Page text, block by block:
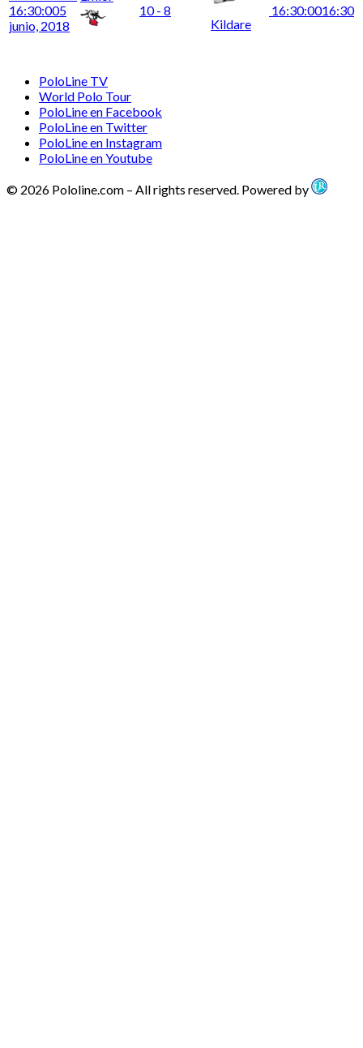
16:30:005
junio, 2018
10 - 8
Kildare
16:30:0016:30
PoloLine TV
World Polo Tour
PoloLine en Facebook
PoloLine en Twitter
PoloLine en Instagram
PoloLine en Youtube
© 2026 Pololine.com – All rights reserved. Powered by